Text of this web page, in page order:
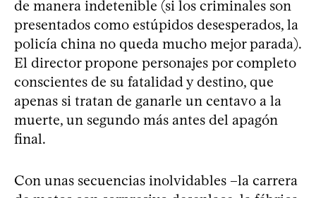
de manera indetenible (si los criminales son
presentados como estúpidos desesperados, la
policía china no queda mucho mejor parada).
El director propone personajes por completo
conscientes de su fatalidad y destino, que
apenas si tratan de ganarle un centavo a la
muerte, un segundo más antes del apagón
final.
Con unas secuencias inolvidables –la carrera